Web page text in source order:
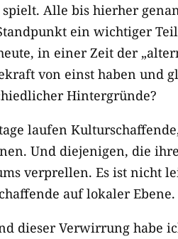
spielt. Alle bis hierher
ein wichtiger
in einer Zeit der
von einst haben und
Hintergründe?
laufen
Und diejenigen, die
verprellen. Es ist nicht
auf lokaler
dieser Verwirrung habe